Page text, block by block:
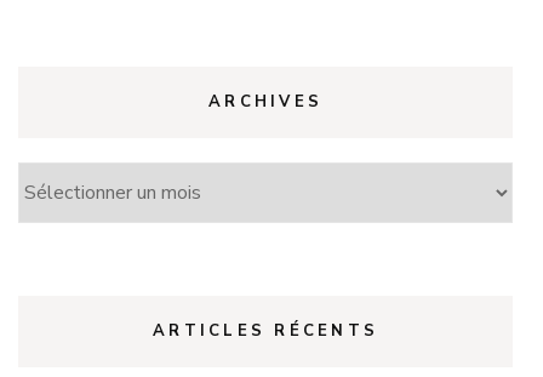
ARCHIVES
Archives
ARTICLES RÉCENTS